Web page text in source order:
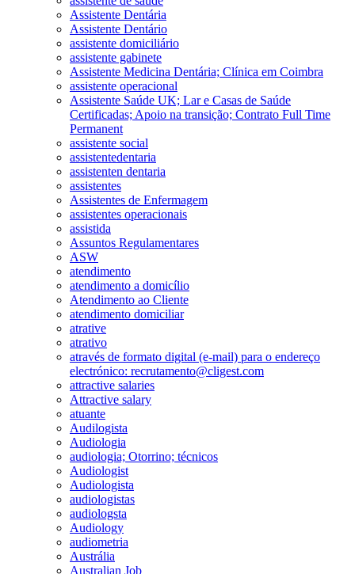
Assistente Dentária
Assistente Dentário
assistente domiciliário
assistente gabinete
Assistente Medicina Dentária; Clínica em Coimbra
assistente operacional
Assistente Saúde UK; Lar e Casas de Saúde
Certificadas; Apoio na transição; Contrato Full Time
Permanent
assistente social
assistentedentaria
assistenten dentaria
assistentes
Assistentes de Enfermagem
assistentes operacionais
assistida
Assuntos Regulamentares
ASW
atendimento
atendimento a domicílio
Atendimento ao Cliente
atendimento domiciliar
atrative
atrativo
através de formato digital (e-mail) para o endereço
electrónico: recrutamento@cligest.com
attractive salaries
Attractive salary
atuante
Audilogista
Audiologia
audiologia; Otorrino; técnicos
Audiologist
Audiologista
audiologistas
audiologsta
Audiology
audiometria
Austrália
Australian Job